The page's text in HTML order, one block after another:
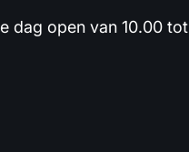
dag open van 10.00 tot